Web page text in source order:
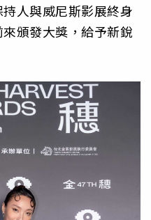
人與威尼斯影展終身
頒發大獎，給予新銳